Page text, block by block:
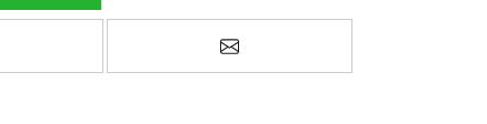
ekle Arkadaşına e-posta ile